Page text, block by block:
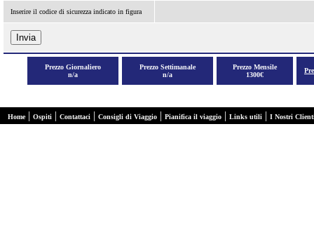
Inserire il codice di sicurezza indicato in figura
Prezzo Giornaliero
n/a
Prezzo Settimanale
n/a
Prezzo Mensile
1300€
Home| Ospiti | Contattaci | Consigli di Viaggio | Pianifica il viaggio | Links utili | I Nostri